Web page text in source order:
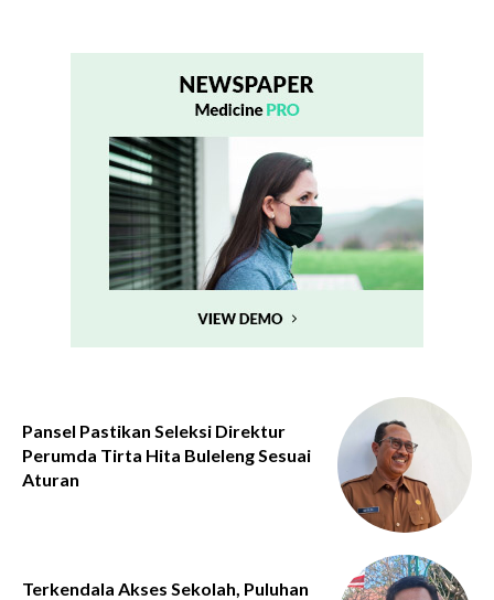
Pansel Pastikan Seleksi Direktur
Perumda Tirta Hita Buleleng Sesuai
Aturan
Terkendala Akses Sekolah, Puluhan